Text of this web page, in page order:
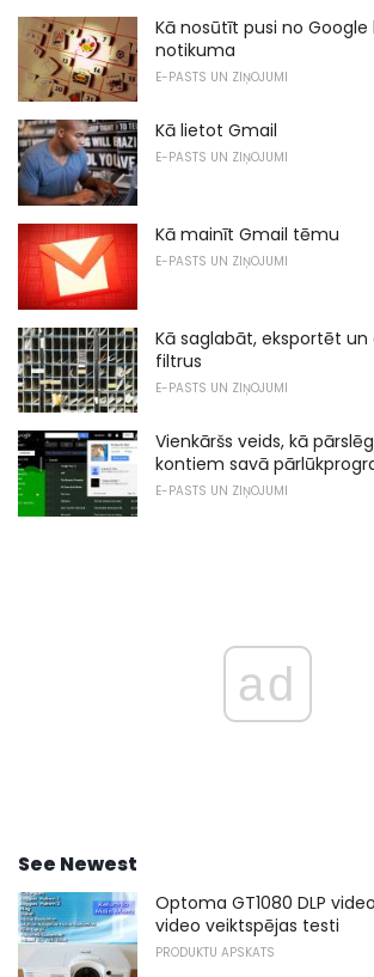
Kā nosūtīt pusi no Google
notikuma
E-PASTS UN ZIŅOJUMI
Kā lietot Gmail
E-PASTS UN ZIŅOJUMI
Kā mainīt Gmail tēmu
E-PASTS UN ZIŅOJUMI
Kā saglabāt, eksportēt
filtrus
E-PASTS UN ZIŅOJUMI
Vienkāršs veids, kā
kontiem savā
E-PASTS UN ZIŅOJUMI
ad
See Newest
Optoma GT1080 DLP
video veiktspējas testi
PRODUKTU APSKATS